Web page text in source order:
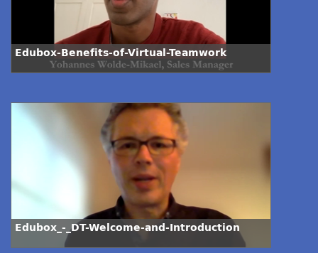
Edubox-Benefits-of-Virtual-Teamwork
Edubox_-_DT-Welcome-and-Introduction